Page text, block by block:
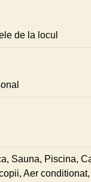
de la locul
Sauna, Piscina,
Aer